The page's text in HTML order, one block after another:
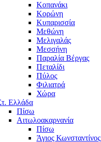
Κοπανάκι
Κορώνη
Κυπαρισσία
Μεθώνη
Μελιγαλάς
Μεσσήνη
Παραλία Βέργας
Πεταλίδι
Πύλος
Φιλιατρά
Χώρα
Ελλάδα
Πίσω
Αιτωλοακαρνανία
Πίσω
Άγιος Κωνσταντίνος